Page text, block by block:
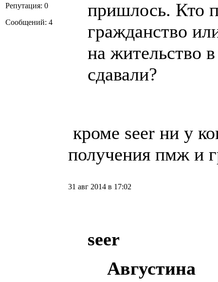
Репутация: 0
Сообщений: 4
пришлось. Кто
гражданство
на жительство
сдавали?
кроме seer ни у
получения пмж и
31 авг 2014 в 17:02
seer
Августина